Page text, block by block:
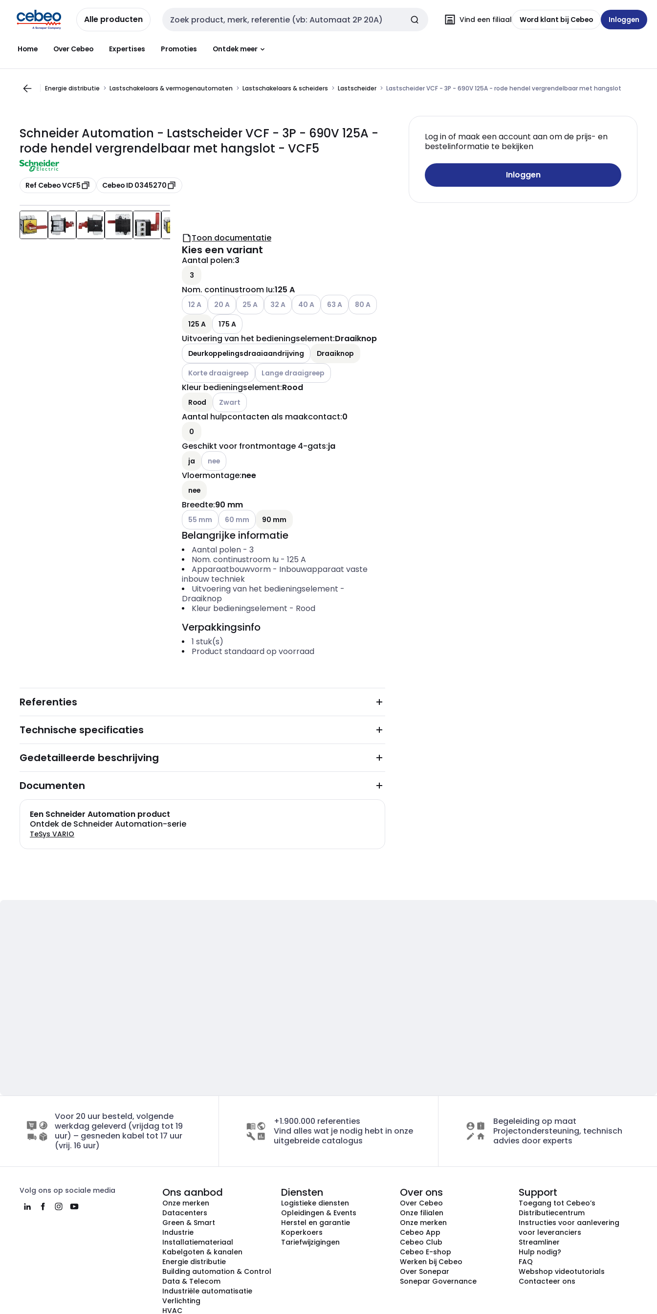
naar
navigatie
naar
inhoud
Alle producten Zoekveld invoer Vind een filiaal Word klant bij Cebeo Inloggen
Home Over Cebeo Expertises Promoties Ontdek meer
Energie distributie Lastschakelaars & vermogenautomaten Lastschakelaars & scheiders Lastscheider Lastscheider VCF - 3P - 690V 125A - rode hendel vergrendelbaar met hangslot
Schneider Automation - Lastscheider VCF - 3P - 690V 125A -
rode hendel vergrendelbaar met hangslot - VCF5
Kopiëren
Ref Cebeo VCF5 Kopiëren
Cebeo ID 0345270
Log in of maak een account aan om de prijs- en
bestelinformatie te bekijken
Inloggen
Toon documentatie
Kies een variant
Aantal polen:3
3
Nom. continustroom Iu:125 A
Andere varianten (Huidige combinatie niet mogelijk)
12 A Andere varianten (Huidige combinatie niet mogelijk)
20 A Andere varianten (Huidige combinatie niet mogelijk)
25 A Andere varianten (Huidige combinatie niet mogelijk)
32 A Andere varianten (Huidige combinatie niet mogelijk)
40 A Andere varianten (Huidige combinatie niet mogelijk)
63 A Andere varianten (Huidige combinatie niet mogelijk)
80 A
125 A
175 A
Uitvoering van het bedieningselement:Draaiknop
Deurkoppelingsdraaiaandrijving
Draaiknop
Andere varianten (Huidige combinatie niet mogelijk)
Korte draaigreep Andere varianten (Huidige combinatie niet mogelijk)
Lange draaigreep
Kleur bedieningselement:Rood
Rood Andere varianten (Huidige combinatie niet mogelijk)
Zwart
Aantal hulpcontacten als maakcontact:0
0
Geschikt voor frontmontage 4-gats:ja
ja Andere varianten (Huidige combinatie niet mogelijk)
nee
Vloermontage:nee
nee
Breedte:90 mm
Andere varianten (Huidige combinatie niet mogelijk)
55 mm Andere varianten (Huidige combinatie niet mogelijk)
60 mm 90 mm
Belangrijke informatie
Aantal polen- 3
Nom. continustroom Iu- 125 A
Apparaatbouwvorm- Inbouwapparaat vaste
inbouw techniek
Uitvoering van het bedieningselement -
Draaiknop
Kleur bedieningselement - Rood
Verpakkingsinfo
1 stuk(s)
Product standaard op voorraad
Referenties
Technische specificaties
Gedetailleerde beschrijving
Documenten
Een Schneider Automation product
Ontdek de Schneider Automation-serie
TeSys VARIO
Voor 20 uur besteld, volgende
werkdag geleverd (vrijdag tot 19
uur) – gesneden kabel tot 17 uur
(vrij. 16 uur)
+1.900.000 referenties
Vind alles wat je nodig hebt in onze
uitgebreide catalogus
Begeleiding op maat
Projectondersteuning, technisch
advies door experts
Volg ons op sociale media Ons aanbod
Onze merken
Datacenters
Green & Smart
Industrie
Installatiemateriaal
Kabelgoten & kanalen
Energie distributie
Building automation & Control
Data & Telecom
Industriële automatisatie
Verlichting
HVAC
Diensten
Logistieke diensten
Opleidingen & Events
Herstel en garantie
Koperkoers
Tariefwijzigingen
Over ons
Over Cebeo
Onze filialen
Onze merken
Cebeo App
Cebeo Club
Cebeo E-shop
Werken bij Cebeo
Over Sonepar
Sonepar Governance
Support
Toegang tot Cebeo’s
Distributiecentrum
Instructies voor aanlevering
voor leveranciers
Streamliner
Hulp nodig?
FAQ
Webshop videotutorials
Contacteer ons